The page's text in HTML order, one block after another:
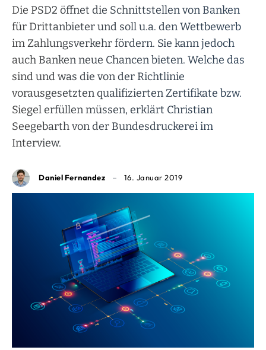
Die PSD2 öffnet die Schnittstellen von Banken
für Drittanbieter und soll u.a. den Wettbewerb
im Zahlungsverkehr fördern. Sie kann jedoch
auch Banken neue Chancen bieten. Welche das
sind und was die von der Richtlinie
vorausgesetzten qualifizierten Zertifikate bzw.
Siegel erfüllen müssen, erklärt Christian
Seegebarth von der Bundesdruckerei im
Interview.
Daniel Fernandez 16. Januar 2019